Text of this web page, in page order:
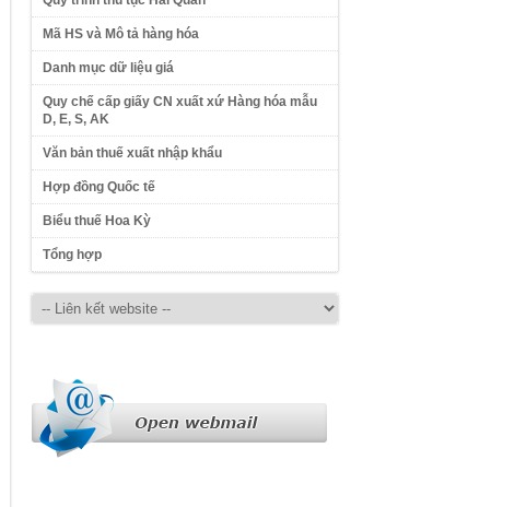
Mã HS và Mô tả hàng hóa
Danh mục dữ liệu giá
Quy chế cấp giấy CN xuất xứ Hàng hóa mẫu
D, E, S, AK
Văn bản thuế xuất nhập khẩu
Hợp đồng Quốc tế
Biểu thuế Hoa Kỳ
Tổng hợp